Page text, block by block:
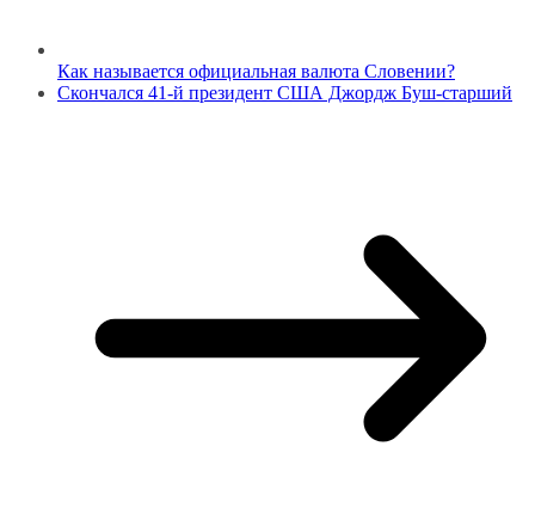
Как называется официальная валюта Словении?
Скончался 41-й президент США Джордж Буш-старший